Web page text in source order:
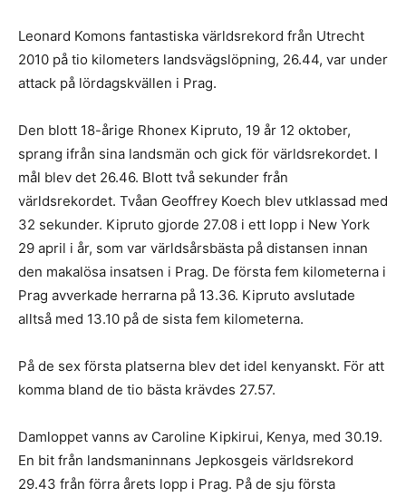
Leonard Komons fantastiska världsrekord från Utrecht
2010 på tio kilometers landsvägslöpning, 26.44, var under
attack på lördagskvällen i Prag.
Den blott 18-årige Rhonex Kipruto, 19 år 12 oktober,
sprang ifrån sina landsmän och gick för världsrekordet. I
mål blev det 26.46. Blott två sekunder från
världsrekordet. Tvåan Geoffrey Koech blev utklassad med
32 sekunder. Kipruto gjorde 27.08 i ett lopp i New York
29 april i år, som var världsårsbästa på distansen innan
den makalösa insatsen i Prag. De första fem kilometerna i
Prag avverkade herrarna på 13.36. Kipruto avslutade
alltså med 13.10 på de sista fem kilometerna.
På de sex första platserna blev det idel kenyanskt. För att
komma bland de tio bästa krävdes 27.57.
Damloppet vanns av Caroline Kipkirui, Kenya, med 30.19.
En bit från landsmaninnans Jepkosgeis världsrekord
29.43 från förra årets lopp i Prag. På de sju första